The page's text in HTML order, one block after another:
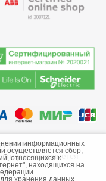
и не является
информационных
осуществляется сбор,
относящихся к
находящихся на
хранения данных.